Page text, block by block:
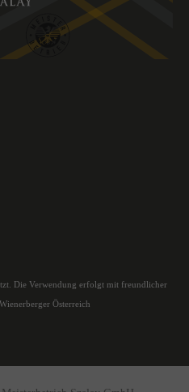
Die Verwendung erfolgt mit freundlicher
Österreich